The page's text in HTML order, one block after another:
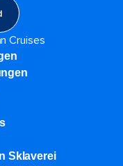
Cruises
Sklaverei